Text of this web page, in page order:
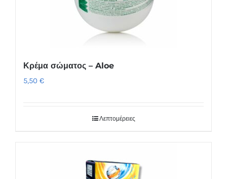
Κρέμα σώματος – Aloe
5,50 €
Λεπτομέρειες